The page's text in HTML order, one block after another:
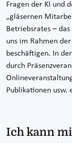
Fragen der KI und
„gläsernen
Betriebsrates –
uns im Rahmen
beschäftigen. In
durch
Publikationen usw.
Ich kann